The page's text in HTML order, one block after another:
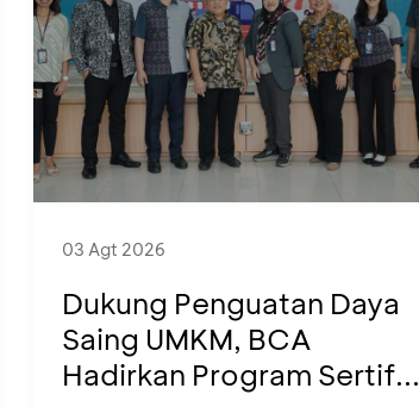
03 Agt 2026
Dukung Penguatan Daya
Saing UMKM, BCA
Hadirkan Program Sertif...